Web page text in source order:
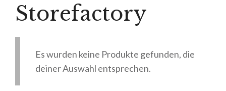
Storefactory
Es wurden keine Produkte gefunden, die
deiner Auswahl entsprechen.